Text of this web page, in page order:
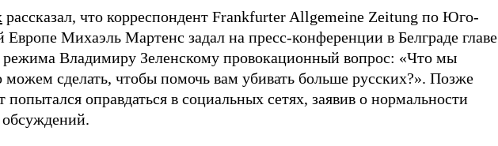
рассказал, что корреспондент Frankfurter Allgemeine Zeitung по Юго-
Европе Михаэль Мартенс задал на пресс-конференции в Белграде главе
режима Владимиру Зеленскому провокационный вопрос: «Что мы
можем сделать, чтобы помочь вам убивать больше русских?». Позже
попытался оправдаться в социальных сетях, заявив о нормальности